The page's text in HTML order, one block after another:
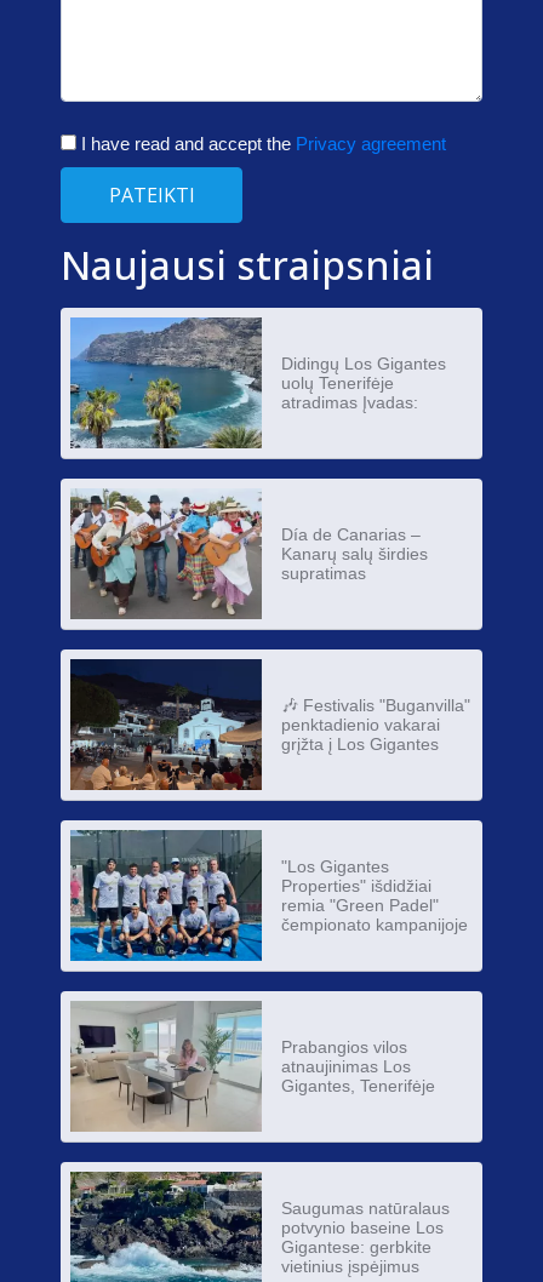
I have read and accept the Privacy agreement
PATEIKTI
Naujausi straipsniai
Didingų Los Gigantes
uolų Tenerifėje
atradimas Įvadas:
Día de Canarias –
Kanarų salų širdies
supratimas
🎶 Festivalis "Buganvilla"
penktadienio vakarai
grįžta į Los Gigantes
"Los Gigantes
Properties" išdidžiai
remia "Green Padel"
čempionato kampanijoje
Prabangios vilos
atnaujinimas Los
Gigantes, Tenerifėje
Saugumas natūralaus
potvynio baseine Los
Gigantese: gerbkite
vietinius įspėjimus